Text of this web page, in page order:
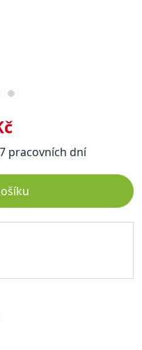
pracovních dní